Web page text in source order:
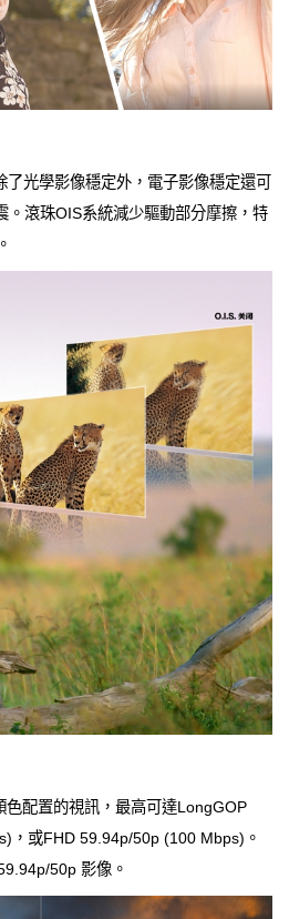
光學影像穩定外，電子影像穩定還可
。滾珠OIS系統減少驅動部分摩擦，特
配置的視訊，最高可達LongGOP
，或FHD 59.94p/50p (100 Mbps)。
50p 影像。